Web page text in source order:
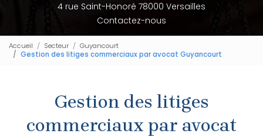
4 rue Saint-Honoré 78000 Versailles
Contactez-nous
Accueil Secteur
Guyancourt
Gestion des litiges commerciaux par avocat Guyancourt
Gestion des litiges
commerciaux par avocat